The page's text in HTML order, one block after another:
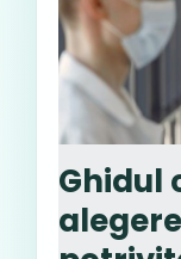
Ghidul